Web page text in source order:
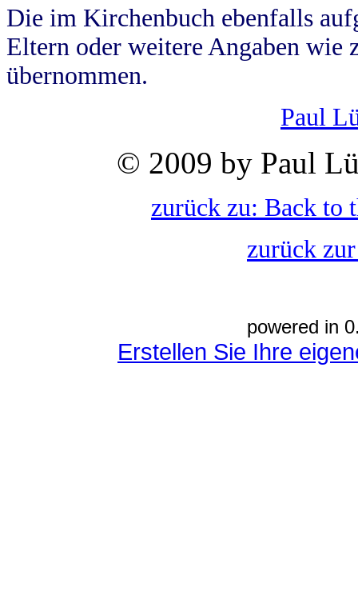
Die im Kirchenbuch ebenfalls
Eltern oder weitere Angaben wie
übernommen.
Paul
© 2009 by Paul
zurück zu: Back to
zurück
powered in
Erstellen Sie Ihre